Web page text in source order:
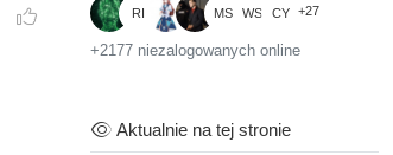
RI MS WS CY +27
+2177 niezalogowanych online
Aktualnie na tej stronie